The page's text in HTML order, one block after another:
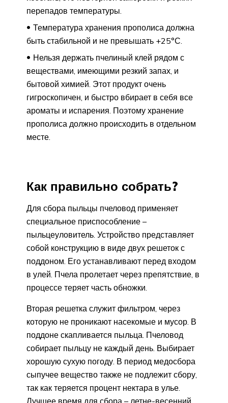
перепадов температуры.
Температура хранения прополиса должна
быть стабильной и не превышать +25°С.
Нельзя держать пчелиный клей рядом с
веществами, имеющими резкий запах, и
бытовой химией. Этот продукт очень
гигроскопичен, и быстро вбирает в себя все
ароматы и испарения. Поэтому хранение
прополиса должно происходить в отдельном
месте.
Как правильно собрать?
Для сбора пыльцы пчеловод применяет
специальное приспособление –
пыльцеуловитель. Устройство представляет
собой конструкцию в виде двух решеток с
поддоном. Его устанавливают перед входом
в улей. Пчела пролетает через препятствие, в
процессе теряет часть обножки.
Вторая решетка служит фильтром, через
которую не проникают насекомые и мусор. В
поддоне скапливается пыльца. Пчеловод
собирает пыльцу не каждый день. Выбирает
хорошую сухую погоду. В период медосбора
сыпучее вещество также не подлежит сбору,
так как теряется процент нектара в улье.